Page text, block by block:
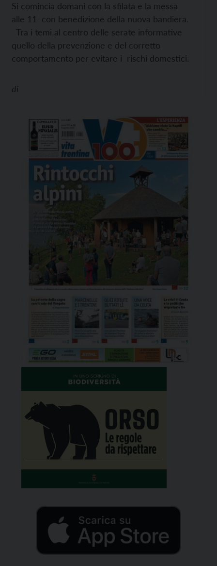
Si comincia domani con la sfilata e la messa
alle 11 con benedizione della nuova bandiera.
Tra i temi al centro delle serate informative
quello della prevenzione e del corretto
comportamento per evitare i rischi domestici.
di